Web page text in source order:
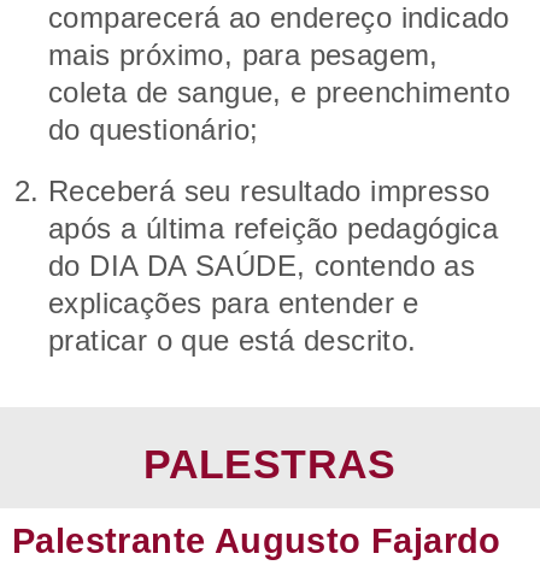
comparecerá ao endereço indicado
mais próximo, para pesagem,
coleta de sangue, e preenchimento
do questionário;
Receberá seu resultado impresso
após a última refeição pedagógica
do DIA DA SAÚDE, contendo as
explicações para entender e
praticar o que está descrito.
PALESTRAS
Palestrante Augusto Fajardo